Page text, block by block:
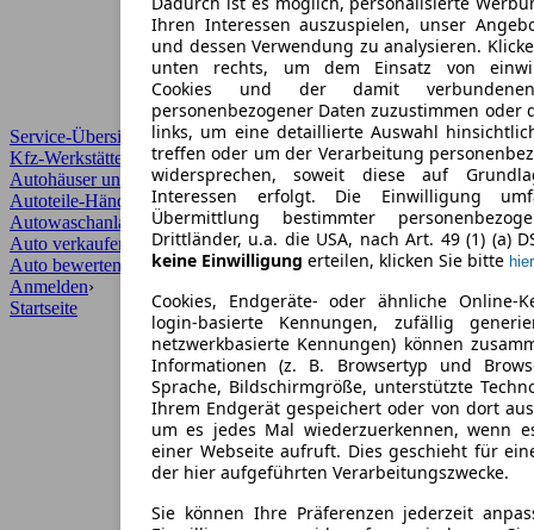
Service-Übersicht
Kfz-Werkstätten
Autohäuser und Händler
Autoteile-Händler
Autowaschanlagen
Auto verkaufen
Auto bewerten
Anmelden›
Ihren Interessen auszuspielen, unser
und dessen Verwendung zu analysieren.
unten rechts, um dem Einsatz von
Cookies und der damit
personenbezogener Daten zuzustimmen oder
links, um eine detaillierte Auswahl
treffen oder um der Verarbeitung
widersprechen, soweit diese auf
Interessen erfolgt. Die Einwilligung
Übermittlung bestimmter
Drittländer, u.a. die USA, nach Art. 49 (1) (a)
keine Einwilligung erteilen, klicken Sie bitte hier
Cookies, Endgeräte- oder ähnliche Online-
login-basierte Kennungen, zufällig
netzwerkbasierte Kennungen) können
Informationen (z. B. Browsertyp und
Sprache, Bildschirmgröße, unterstützte
Ihrem Endgerät gespeichert oder von dort
um es jedes Mal wiederzuerkennen, wenn
einer Webseite aufruft. Dies geschieht für
der hier aufgeführten Verarbeitungszwecke.
Sie können Ihre Präferenzen jederzeit
Startseite